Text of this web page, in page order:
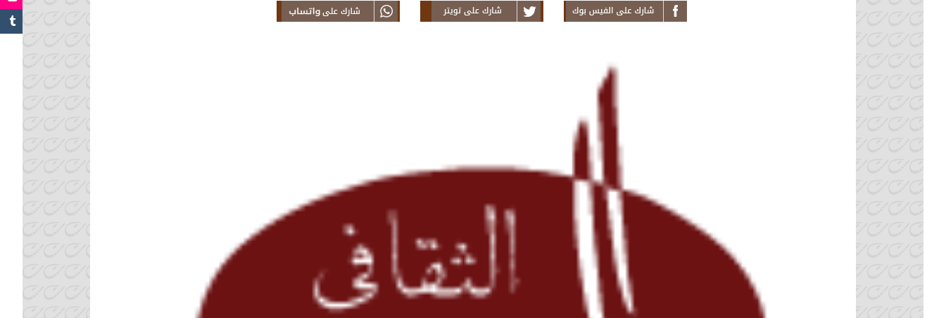
Share this News on
Facebook From
Tweet this News on
Twitter From Teranim
Share this Article on
Linkedin From Teranim